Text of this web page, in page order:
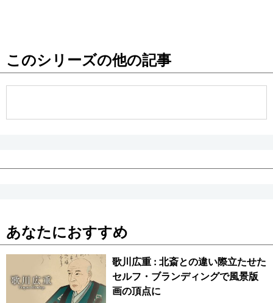
東京
このシリーズの他の記事
あなたにおすすめ
歌川広重 : 北斎との違い際立たせた
セルフ・ブランディングで風景版
画の頂点に